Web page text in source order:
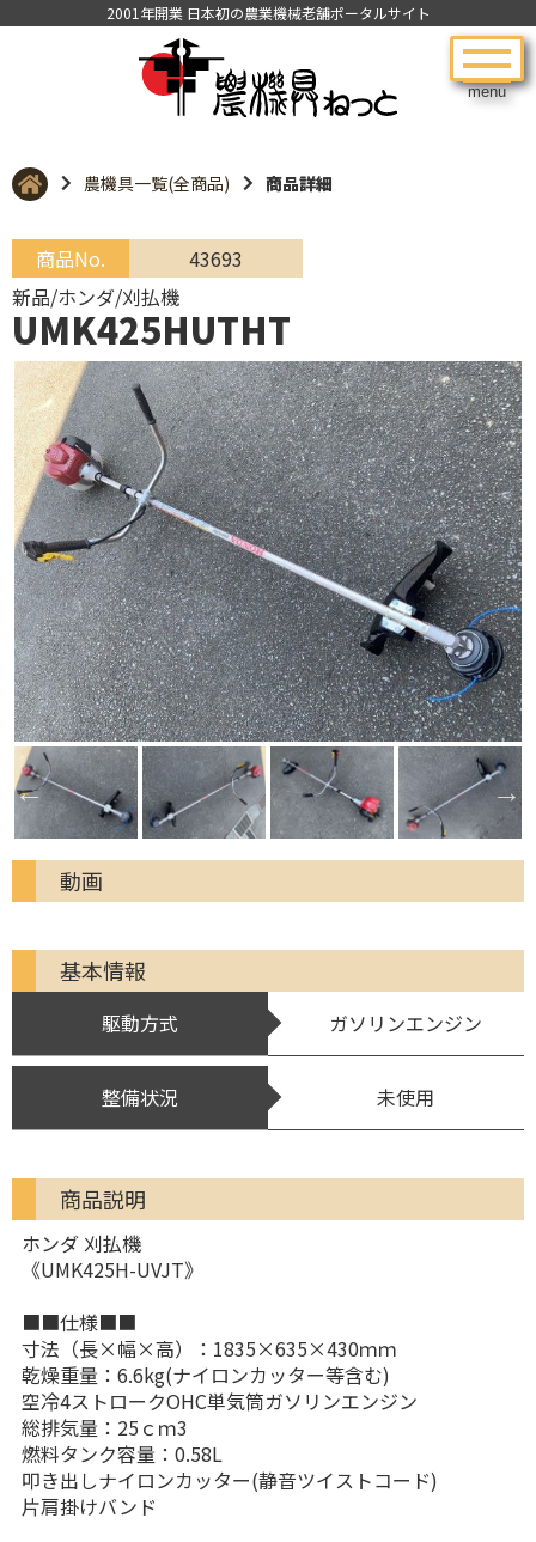
menu
2001年開業 日本初の農業機械老舗ポータルサイト
農機具一覧(全商品) 商品詳細
商品No.
43693
新品/ホンダ/刈払機
UMK425HUTHT
動画
基本情報
駆動方式 ガソリンエンジン
整備状況 未使用
商品説明
ホンダ 刈払機
《UMK425H-UVJT》
■■仕様■■
寸法（長×幅×高）：1835×635×430ｍｍ
乾燥重量：6.6kg(ナイロンカッター等含む)
空冷4ストロークOHC単気筒ガソリンエンジン
総排気量：25ｃｍ3
燃料タンク容量：0.58L
叩き出しナイロンカッター(静音ツイストコード)
片肩掛けバンド